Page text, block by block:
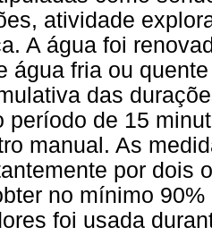
atividade
A água foi
água fria ou
das
período de 15
manual. As
por dois
no mínimo
foi usada